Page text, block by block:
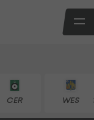
CER WES